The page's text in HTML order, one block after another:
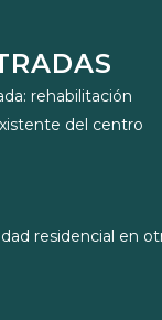
rehabilitación
del centro
residencial en